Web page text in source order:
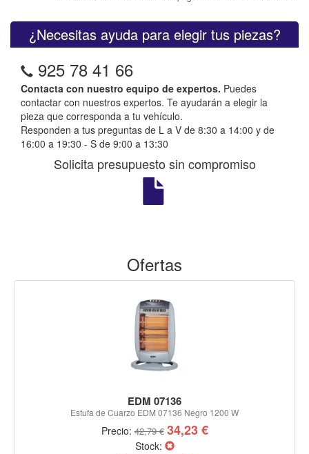
¿Necesitas ayuda para elegir tus piezas?
925 78 41 66
Contacta con nuestro equipo de expertos. Puedes
contactar con nuestros expertos. Te ayudarán a elegir la
pieza que corresponda a tu vehículo.
Responden a tus preguntas de L a V de 8:30 a 14:00 y de
16:00 a 19:30 - S de 9:00 a 13:30
Solicita presupuesto sin compromiso
Ofertas
EDM 07136
Estufa de Cuarzo EDM 07136 Negro 1200 W
Precio:42,79 € 34,23 €
Stock: